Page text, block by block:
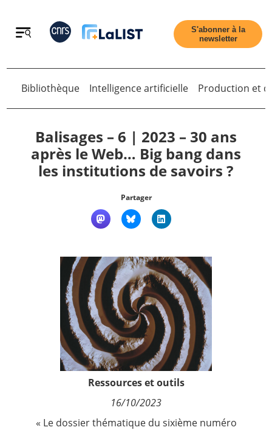
Retour
Accueil
Nous suivre
S'abonner à la
newsletter
Retour
Bibliothèque Intelligence artificielle Production et
Balisages – 6 | 2023 – 30 ans
après le Web… Big bang dans
les institutions de savoirs ?
Partager
Ressources et outils
16/10/2023
« Le dossier thématique du sixième numéro